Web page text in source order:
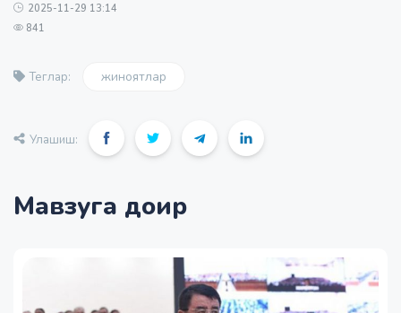
2025-11-29 13:14
841
Теглар: жиноятлар
Улашиш:
Мавзуга доир